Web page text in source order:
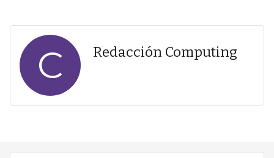
C Redacción Computing